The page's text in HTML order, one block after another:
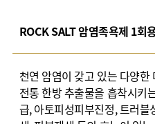
ROCK SALT 암염족욕제 1회
천연 암염이 갖고 있는 다양
전통 한방 추출물을 흡착시키
급, 아토피성피부진정, 트러